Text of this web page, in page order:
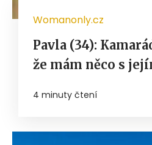
Womanonly.cz
Pavla (34):
že mám něco s
4 minuty čtení